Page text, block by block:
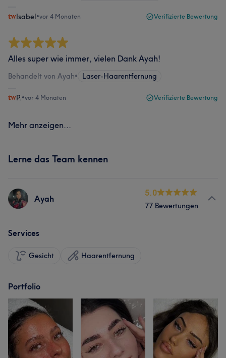
Isabel•vor 4 Monaten Verifizierte Bewertung
Alles super wie immer, vielen Dank Ayah!
Behandelt von Ayah• Laser-Haarentfernung
P. •vor 4 Monaten Verifizierte Bewertung
Mehr anzeigen...
Lerne das Team kennen
Ayah
5.0
77 Bewertungen
Services
Gesicht Haarentfernung
Portfolio